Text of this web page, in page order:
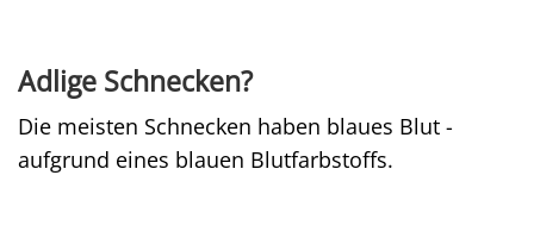
Adlige Schnecken?
Die meisten Schnecken haben blaues Blut -
aufgrund eines blauen Blutfarbstoffs.